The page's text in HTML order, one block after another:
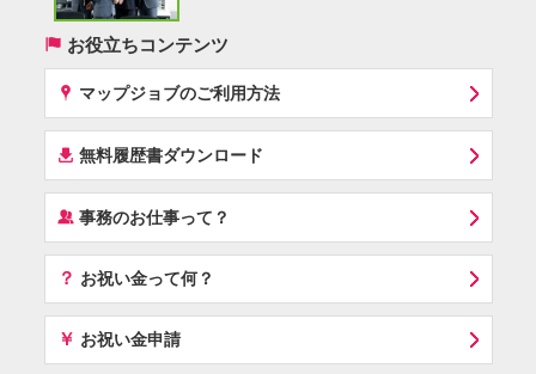
( お役立ちコンテンツ
x マップジョブのご利用方法
í 無料履歴書ダウンロード
‰事務のお仕事って？
？ お祝い金って何？
￥ お祝い金申請